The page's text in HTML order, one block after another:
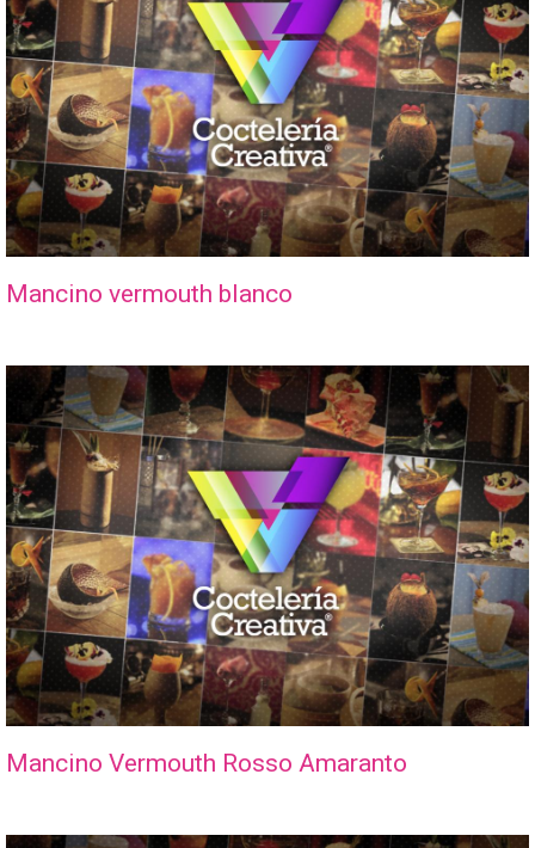
Mancino vermouth blanco
Mancino Vermouth Rosso Amaranto